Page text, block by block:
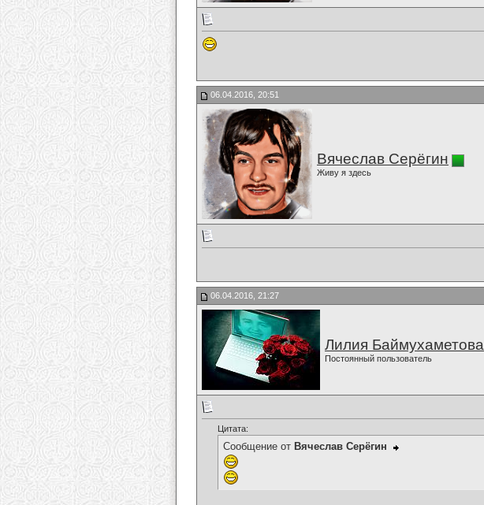
06.04.2016, 20:51
Вячеслав Серёгин
Живу я здесь
06.04.2016, 21:27
Лилия Баймухаметова
Постоянный пользователь
Цитата:
Сообщение от Вячеслав Серёгин